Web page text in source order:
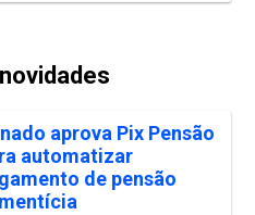
aprova Pix Pensão
automatizar
de pensão